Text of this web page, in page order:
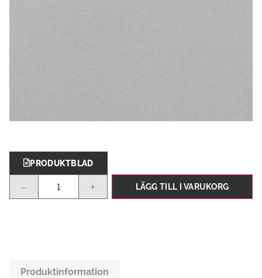
PRODUKTBLAD
- + LÄGG TILL I VARUKORG
Produktinformation